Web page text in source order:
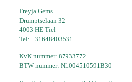
Freyja Gems
Drumptselaan 32
4003 HE Tiel
Tel: +31648403531
KvK nummer: 87933772
BTW nummer: NL004510591B30